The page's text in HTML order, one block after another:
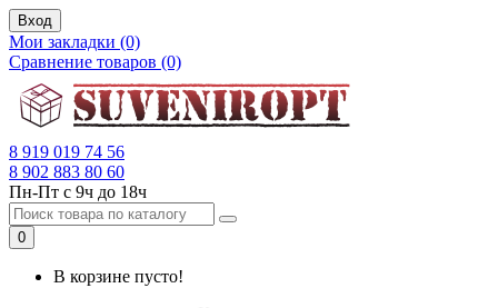
Вход
Мои закладки (0)
Сравнение товаров (0)
8 919 019 74 56
8 902 883 80 60
Пн-Пт с 9ч до 18ч
0
В корзине пусто!